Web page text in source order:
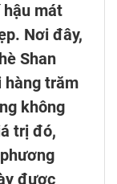
mát
Nơi đây,
Shan
hàng trăm
không
trị đó,
được